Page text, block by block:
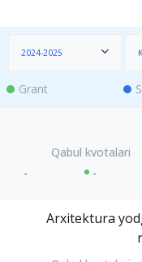
2024-2025
Grant
- -
Arxitektura